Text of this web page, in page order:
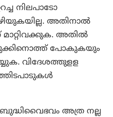
നിലപാടോ
അതിനാൽ
അതില്‍
ഒഴുക്കിനൊത്ത് പോകുകയും
വിദേശത്തുളള
അത്ര നല്ല